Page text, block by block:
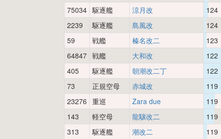
75034 駆逐艦 涼月改
124
2239
駆逐艦 島風改
124
59
戦艦 榛名改二
123
64847 戦艦 大和改
122
405
駆逐艦 朝潮改二丁
122
73
正規空母 赤城改
119
23276 重巡 Zara due
119
143
軽空母 龍驤改二
119
313
駆逐艦 潮改二
119